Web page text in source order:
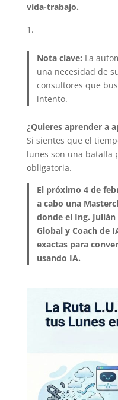
vida-trabajo.
Nota clave: La
una necesidad de
consultores que
intento.
¿Quieres aprender a
Si sientes que el
lunes son una batalla
obligatoria.
El próximo 4 de
a cabo una
donde el Ing. Julián
Global y Coach de
exactas para
usando IA.